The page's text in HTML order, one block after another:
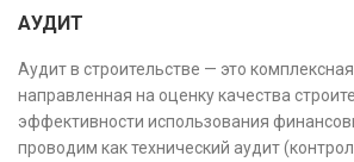
АУДИТ
Аудит в строительстве — это
направленная на оценку качества
эффективности использования
проводим как технический аудит